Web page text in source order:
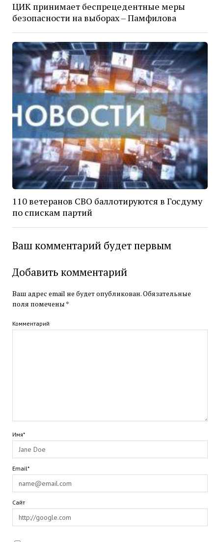
ЦИК принимает беспрецедентные меры
безопасности на выборах – Памфилова
110 ветеранов СВО баллотируются в Госдуму
по спискам партий
Ваш комментарий будет первым
Добавить комментарий
Ваш адрес email не будет опубликован.Обязательные
поля помечены *
Комментарий
Имя*
Email*
Сайт